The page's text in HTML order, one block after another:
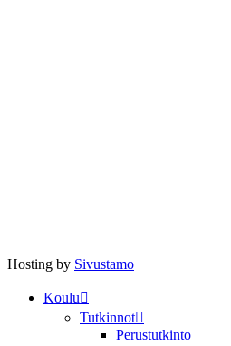
Hosting by Sivustamo
Koulu
Tutkinnot
Perustutkinto